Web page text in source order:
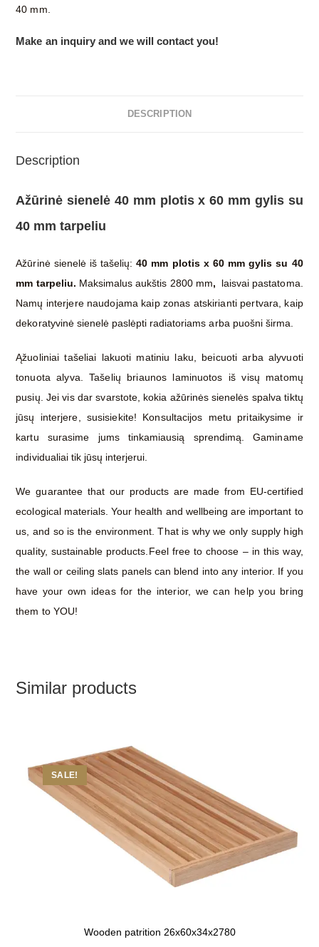
40 mm.
Make an inquiry and we will contact you!
DESCRIPTION
Description
Ažūrinė sienelė40 mm plotis x 60 mm gylis su
40 mm tarpeliu
Ažūrinė sienelė iš tašelių:40 mm plotis x 60 mm gylis su 40
mm tarpeliu. Maksimalus aukštis 2800 mm,
laisvai pastatoma.
Namų interjere naudojama kaip zonas atskirianti pertvara, kaip
dekoratyvinė sienelė paslėpti radiatoriams arba puošni širma.
Ąžuoliniai tašeliai lakuoti matiniu laku, beicuoti arba alyvuoti
tonuota alyva. Tašelių briaunos laminuotos iš visų matomų
pusių. Jei vis dar svarstote, kokia ažūrinės sienelės spalva tiktų
jūsų interjere, susisiekite! Konsultacijos metu pritaikysime ir
kartu surasime jums tinkamiausią sprendimą. Gaminame
individualiai tik jūsų interjerui.
We guarantee that our products are made from EU-certified
ecological materials. Your health and wellbeing are important to
us, and so is the environment. That is why we only supply high
quality, sustainable products.Feel free to choose – in this way,
the wall or ceiling slats panels can blend into any interior. If you
have your own ideas for the interior, we can help you bring
them to YOU!
Similar products
SALE!
Wooden patrition 26x60x34x2780